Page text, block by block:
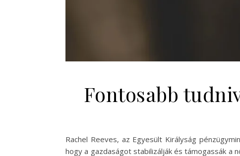
Fontosabb
Rachel Reeves, az Egyesült Királyság
hogy a gazdaságot stabilizálják és támogassák